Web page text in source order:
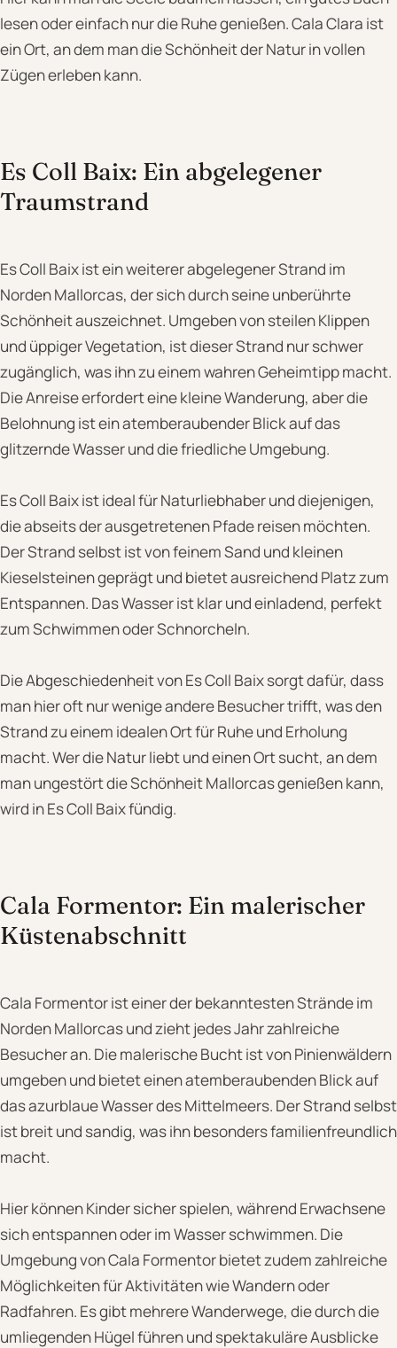
lesen oder einfach nur die Ruhe genießen. Cala Clara ist
ein Ort, an dem man die Schönheit der Natur in vollen
Zügen erleben kann.
Es Coll Baix: Ein abgelegener
Traumstrand
Es Coll Baix ist ein weiterer abgelegener Strand im
Norden Mallorcas, der sich durch seine unberührte
Schönheit auszeichnet. Umgeben von steilen Klippen
und üppiger Vegetation, ist dieser Strand nur schwer
zugänglich, was ihn zu einem wahren Geheimtipp macht.
Die Anreise erfordert eine kleine Wanderung, aber die
Belohnung ist ein atemberaubender Blick auf das
glitzernde Wasser und die friedliche Umgebung.
Es Coll Baix ist ideal für Naturliebhaber und diejenigen,
die abseits der ausgetretenen Pfade reisen möchten.
Der Strand selbst ist von feinem Sand und kleinen
Kieselsteinen geprägt und bietet ausreichend Platz zum
Entspannen. Das Wasser ist klar und einladend, perfekt
zum Schwimmen oder Schnorcheln.
Die Abgeschiedenheit von Es Coll Baix sorgt dafür, dass
man hier oft nur wenige andere Besucher trifft, was den
Strand zu einem idealen Ort für Ruhe und Erholung
macht. Wer die Natur liebt und einen Ort sucht, an dem
man ungestört die Schönheit Mallorcas genießen kann,
wird in Es Coll Baix fündig.
Cala Formentor: Ein malerischer
Küstenabschnitt
Cala Formentor ist einer der bekanntesten Strände im
Norden Mallorcas und zieht jedes Jahr zahlreiche
Besucher an. Die malerische Bucht ist von Pinienwäldern
umgeben und bietet einen atemberaubenden Blick auf
das azurblaue Wasser des Mittelmeers. Der Strand selbst
ist breit und sandig, was ihn besonders familienfreundlich
macht.
Hier können Kinder sicher spielen, während Erwachsene
sich entspannen oder im Wasser schwimmen. Die
Umgebung von Cala Formentor bietet zudem zahlreiche
Möglichkeiten für Aktivitäten wie Wandern oder
Radfahren. Es gibt mehrere Wanderwege, die durch die
umliegenden Hügel führen und spektakuläre Ausblicke